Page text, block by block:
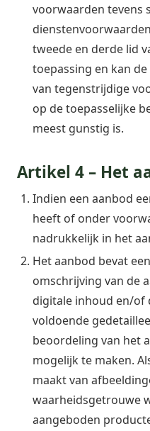
voorwaarden tevens
tweede en derde lid
toepassing en kan
van tegenstrijdige
op de toepasselijke
meest gunstig is.
Artikel 4 – Het
Indien een aanbod
heeft of onder
nadrukkelijk in het
Het aanbod bevat
omschrijving van de
digitale inhoud en/of
voldoende
beoordeling van het
mogelijk te maken.
maakt van
waarheidsgetrouwe
aangeboden